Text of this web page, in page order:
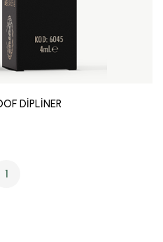
DİPLİNER
1